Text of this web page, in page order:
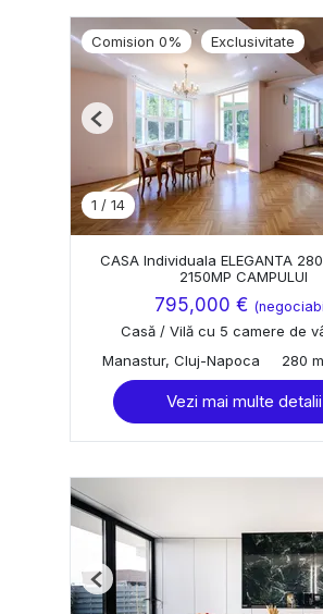
Comision 0% Exclusivitate
1 / 14
Previous
CASA Individuala ELEGANTA
2150MP CAMPULUI
795,000 €
Casă / Vilă cu 5 camere de
Manastur, Cluj-Napoca
280
Vezi mai multe detalii
Previous